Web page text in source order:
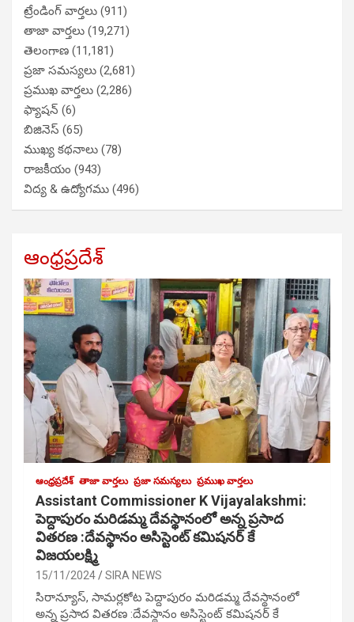
ట్రేండింగ్ వార్తలు (911)
తాజా వార్తలు (19,271)
తెలంగాణ (11,181)
ప్రజా సమస్యలు (2,681)
ప్రముఖ వార్తలు (2,286)
ఫ్యాషన్ (6)
బిజినెస్ (65)
ముఖ్య కథనాలు (78)
రాజకీయం (943)
విద్య & ఉద్యోగము (496)
ఆంధ్రప్రదేశ్
ఆంధ్రప్రదేశ్ తాజా వార్తలు ప్రజా సమస్యలు ప్రముఖ వార్తలు
Assistant Commissioner K Vijayalakshmi:
పెద్దాపురం మరిడమ్మ దేవస్థానంలో అన్న ప్రసాద
వితరణ :దేవస్థానం అసిస్టెంట్ కమిషనర్ కే
విజయలక్ష్మి
15/11/2024 SIRA NEWS
సిరాన్యూస్, సామర్లకోట పెద్దాపురం మరిడమ్మ దేవస్థానంలో
అన్న ప్రసాద వితరణ :దేవస్థానం అసిస్టెంట్ కమిషనర్ కే